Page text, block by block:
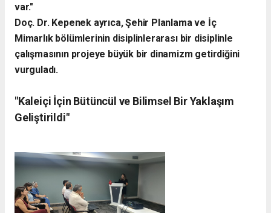
var."
​Doç. Dr. Kepenek ayrıca, Şehir Planlama ve İç
Mimarlık bölümlerinin disiplinlerarası bir disiplinle
çalışmasının projeye büyük bir dinamizm getirdiğini
vurguladı.
​"Kaleiçi İçin Bütüncül ve Bilimsel Bir Yaklaşım
Geliştirildi"